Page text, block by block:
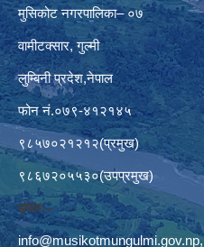
मुसिकोट नगरपालिका– ०७
वामीटक्सार, गुल्मी
लुम्बिनी प्रदेश,नेपाल
फोन नं.०७९-४१२१४५
९८५७०२१२१२(प्रमुख)
९८६७२०५५३०(उपप्रमुख)
इमेलः–
info@musikotmungulmi.gov.np,